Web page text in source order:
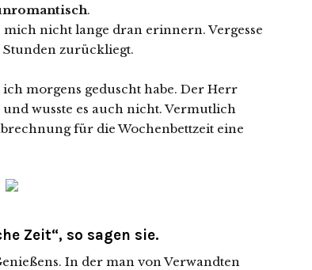
.
nicht lange dran erinnern. Vergesse
Stunden zurückliegt.
morgens geduscht habe. Der Herr
wusste es auch nicht. Vermutlich
für die Wochenbettzeit eine
Zeit“, so sagen sie.
In der man von Verwandten